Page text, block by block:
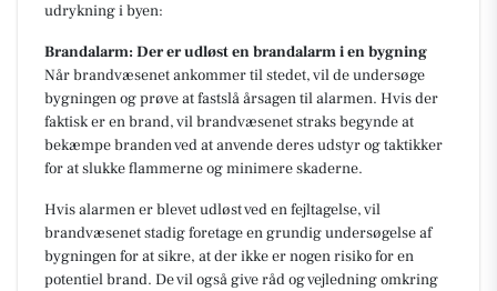
udrykning i byen:
Brandalarm: Der er udløst en brandalarm i en bygning
Når brandvæsenet ankommer til stedet, vil de undersøge
bygningen og prøve at fastslå årsagen til alarmen. Hvis der
faktisk er en brand, vil brandvæsenet straks begynde at
bekæmpe branden ved at anvende deres udstyr og taktikker
for at slukke flammerne og minimere skaderne.
Hvis alarmen er blevet udløst ved en fejltagelse, vil
brandvæsenet stadig foretage en grundig undersøgelse af
bygningen for at sikre, at der ikke er nogen risiko for en
potentiel brand. De vil også give råd og vejledning omkring